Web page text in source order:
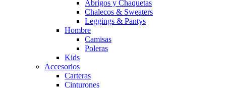
Abrigos y Chaquetas
Chalecos & Sweaters
Leggings & Pantys
Hombre
Camisas
Poleras
Kids
Accesorios
Carteras
Cinturones